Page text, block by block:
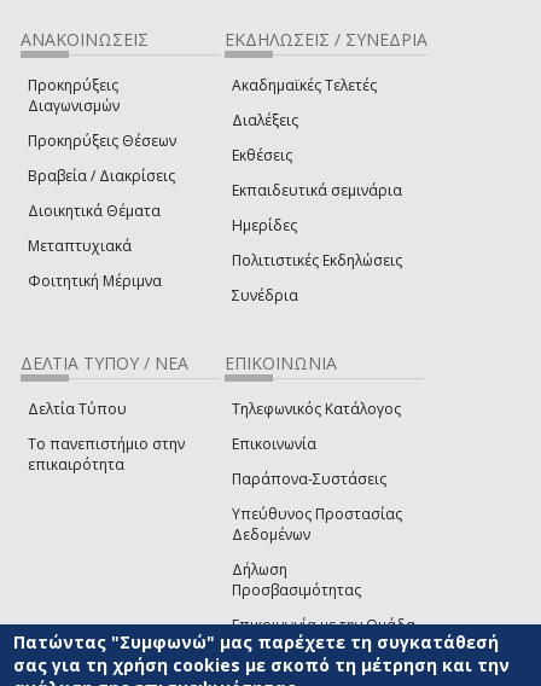
ΑΝΑΚΟΙΝΩΣΕΙΣ
Προκηρύξεις
Διαγωνισμών
Προκηρύξεις Θέσεων
Βραβεία / Διακρίσεις
Διοικητικά Θέματα
Μεταπτυχιακά
Φοιτητική Μέριμνα
ΕΚΔΗΛΩΣΕΙΣ / ΣΥΝΕΔΡΙΑ
Ακαδημαϊκές Τελετές
Διαλέξεις
Εκθέσεις
Εκπαιδευτικά σεμινάρια
Ημερίδες
Πολιτιστικές Εκδηλώσεις
Συνέδρια
ΔΕΛΤΙΑ ΤΥΠΟΥ / ΝΕΑ
Δελτία Τύπου
Το πανεπιστήμιο στην
επικαιρότητα
ΕΠΙΚΟΙΝΩΝΙΑ
Τηλεφωνικός Κατάλογος
Επικοινωνία
Παράπονα-Συστάσεις
Υπεύθυνος Προστασίας
Δεδομένων
Δήλωση
Προσβασιμότητας
Επικοινωνία με την Ομάδα
Ανάπτυξης του site(link sends e-mail)
Πατώντας "Συμφωνώ" μας παρέχετε τη συγκατάθεσή
σας για τη χρήση cookies με σκοπό τη μέτρηση και την